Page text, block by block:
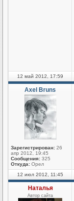
12 май 2012, 17:59
Axel Bruns
Зарегистрирован: 26
апр 2012, 19:45
Сообщения: 325
Откуда: Орел
12 июл 2012, 11:45
Наталья
Автор сайта